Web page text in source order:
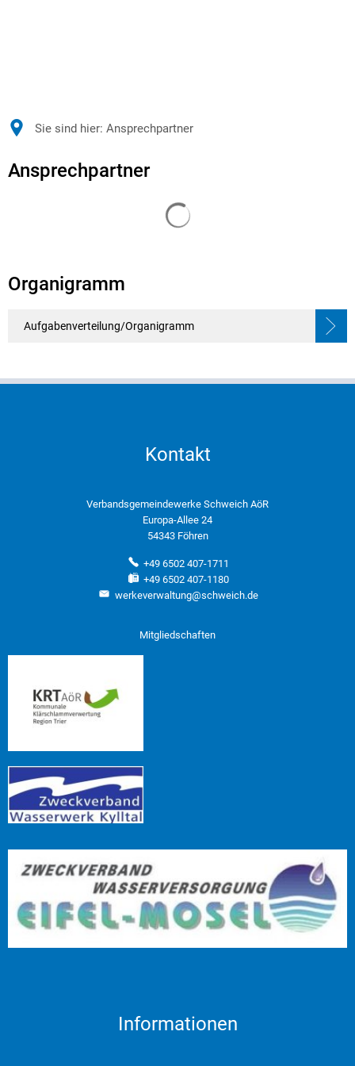
Sie sind hier: Ansprechpartner
Ansprechpartner
Ansprechpartner
Organigramm
Aufgabenverteilung/Organigramm
Kontakt
Verbandsgemeindewerke Schweich AöR
Europa-Allee 24
54343 Föhren
+49 6502 407-1711
+49 6502 407-1180
werkeverwaltung@schweich.de
Mitgliedschaften
Informationen